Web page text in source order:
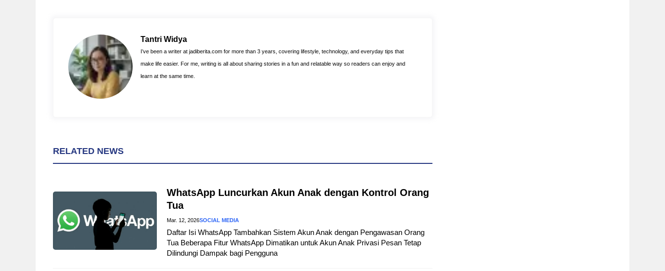
k
e
s
t
A
p
p
Tantri Widya
I’ve been a writer at jadiberita.com for more than 3 years, covering lifestyle, technology, and everyday tips that
make life easier. For me, writing is all about sharing stories in a fun and relatable way so readers can enjoy and
learn at the same time.
RELATED NEWS
WhatsApp Luncurkan Akun Anak dengan Kontrol Orang
Tua
Mar. 12, 2026SOCIAL MEDIA
Daftar Isi WhatsApp Tambahkan Sistem Akun Anak dengan Pengawasan Orang
Tua Beberapa Fitur WhatsApp Dimatikan untuk Akun Anak Privasi Pesan Tetap
Dilindungi Dampak bagi Pengguna